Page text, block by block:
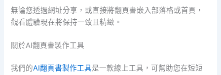
無論您透過網址分享，或直接將翻頁書嵌入部落格或首頁，
觀看體驗現在將保持一致且精緻。
關於AI翻頁書製作工具
我們的AI翻頁書製作工具是一款線上工具，可幫助您在短短